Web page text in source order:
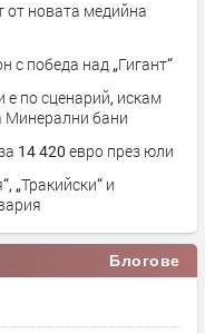
от новата медийна
с победа над „Гигант“
по сценарий, искам
Минерални бани
14 420 евро през юли
„Тракийски“ и
Блогове